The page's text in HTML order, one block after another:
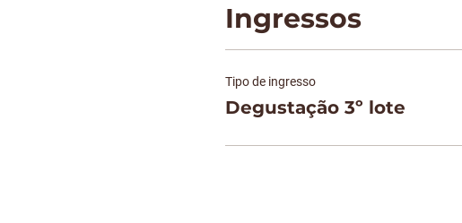
Ingressos
Tipo de ingresso
Degustação 3º lote